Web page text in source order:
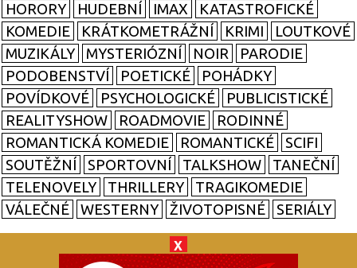
X
HORORY
HUDEBNÍ IMAX
KATASTROFICKÉ
KOMEDIE
KRÁTKOMETRÁŽNÍ KRIMI
LOUTKOVÉ
MUZIKÁLY
MYSTERIÓZNÍ NOIR
PARODIE
PODOBENSTVÍ
POETICKÉ
POHÁDKY
POVÍDKOVÉ
PSYCHOLOGICKÉ
PUBLICISTICKÉ
REALITYSHOW
ROADMOVIE
RODINNÉ
ROMANTICKÁ KOMEDIE
ROMANTICKÉ
SCIFI
SOUTĚŽNÍ
SPORTOVNÍ TALKSHOW
TANEČNÍ
TELENOVELY
THRILLERY
TRAGIKOMEDIE
VÁLEČNÉ
WESTERNY ŽIVOTOPISNÉ SERIÁLY